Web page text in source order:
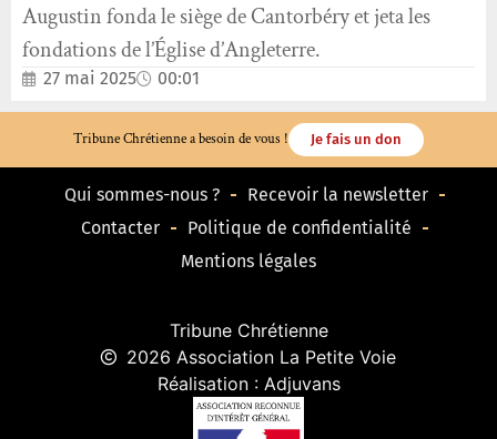
Augustin fonda le siège de Cantorbéry et jeta les
fondations de l’Église d’Angleterre.
27 mai 2025 00:01
Tribune Chrétienne a besoin de vous ! Je fais un don
Qui sommes-nous ?
Recevoir la newsletter
Contacter
Politique de confidentialité
Mentions légales
Tribune Chrétienne
2026 Association La Petite Voie
Réalisation : Adjuvans